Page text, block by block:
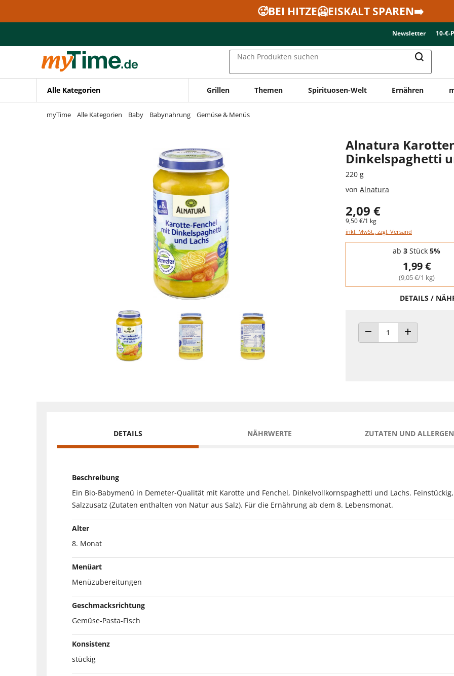
Zur Navigation springen
🥵BEI HITZE🥶EISKALT SPAREN➡️
Newsletter 10-€-
Nach Produkten suchen
Alle Kategorien Grillen Themen Spirituosen-Welt Ernähren
myTime Alle Kategorien Baby Babynahrung Gemüse & Menüs
Alnatura
Dinkelspaghetti
220 g
von Alnatura
2,09 €
9,50 €/1 kg
inkl. MwSt., zzgl. Versand
Staffelpreise - Mengenrabatt
ab 3 Stück 5%
1,99 €
(9,05 €/1 kg)
DETAILS /
ANZAHL VERRINGERN
ANZAHL
DETAILS NÄHRWERTE ZUTATEN UND
Beschreibung
Ein Bio-Babymenü in Demeter-Qualität mit Karotte und Fenchel, Dinkelvollkornspaghetti und Lachs.
Salzzusatz (Zutaten enthalten von Natur aus Salz). Für die Ernährung ab dem 8. Lebensmonat.
Alter
8. Monat
Menüart
Menüzubereitungen
Geschmacksrichtung
Gemüse-Pasta-Fisch
Konsistenz
stückig